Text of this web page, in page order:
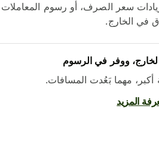
سعر الصرف، أو رسوم المعاملات
في الخارج.
ووفر في الرسوم
مهما بَعُدت المسافات.
المزيد